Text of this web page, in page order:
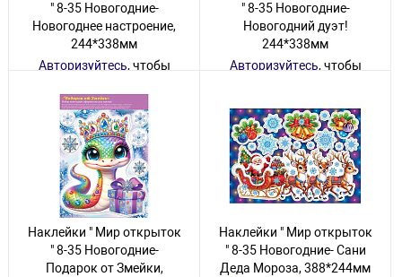
" 8-35 Новогодние-
Новогоднее настроение,
244*338мм
Авторизуйтесь, чтобы
2 товара
" 8-35 Новогодние-
Новогодний дуэт!
244*338мм
Авторизуйтесь, чтобы
42 товара
Наклейки " Мир открыток
" 8-35 Новогодние-
Подарок от Змейки,
Наклейки " Мир открыток
" 8-35 Новогодние- Сани
Деда Мороза, 388*244мм